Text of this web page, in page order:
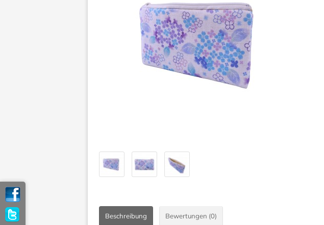
Beschreibung Bewertungen (0)